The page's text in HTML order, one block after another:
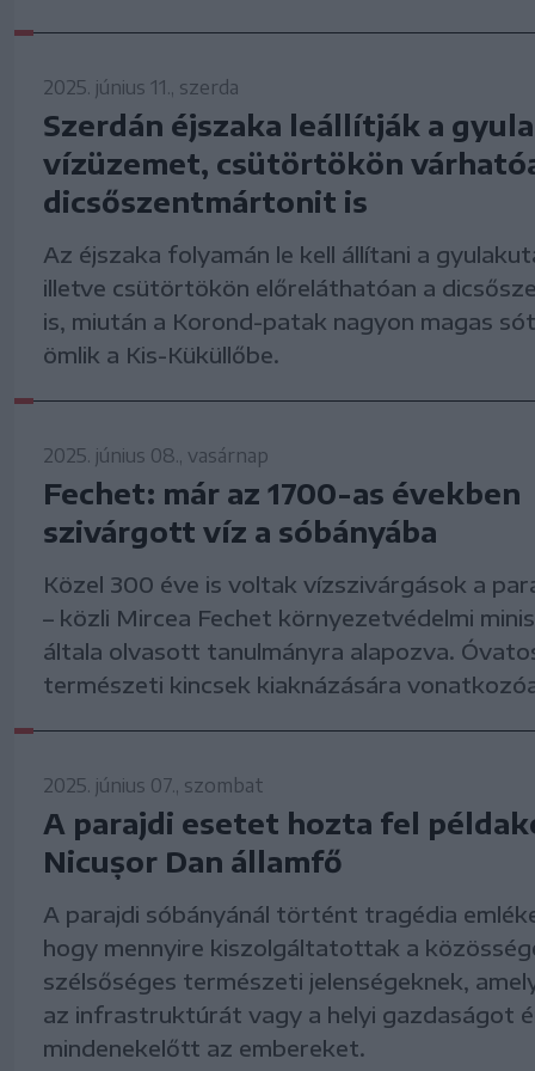
2025. június 11., szerda
Szerdán éjszaka leállítják a
vízüzemet, csütörtökön
dicsőszentmártonit is
Az éjszaka folyamán le kell állítani a
illetve csütörtökön előreláthatóan a
is, miután a Korond-patak nagyon magas
ömlik a Kis-Küküllőbe.
2025. június 08., vasárnap
Fechet: már az 1700-as években
szivárgott víz a sóbányába
Közel 300 éve is voltak vízszivárgások a
– közli Mircea Fechet környezetvédelmi
általa olvasott tanulmányra alapozva.
természeti kincsek kiaknázására
2025. június 07., szombat
A parajdi esetet hozta fel
Nicușor Dan államfő
A parajdi sóbányánál történt tragédia
hogy mennyire kiszolgáltatottak a
szélsőséges természeti jelenségeknek,
az infrastruktúrát vagy a helyi gazdaságot
mindenekelőtt az embereket.